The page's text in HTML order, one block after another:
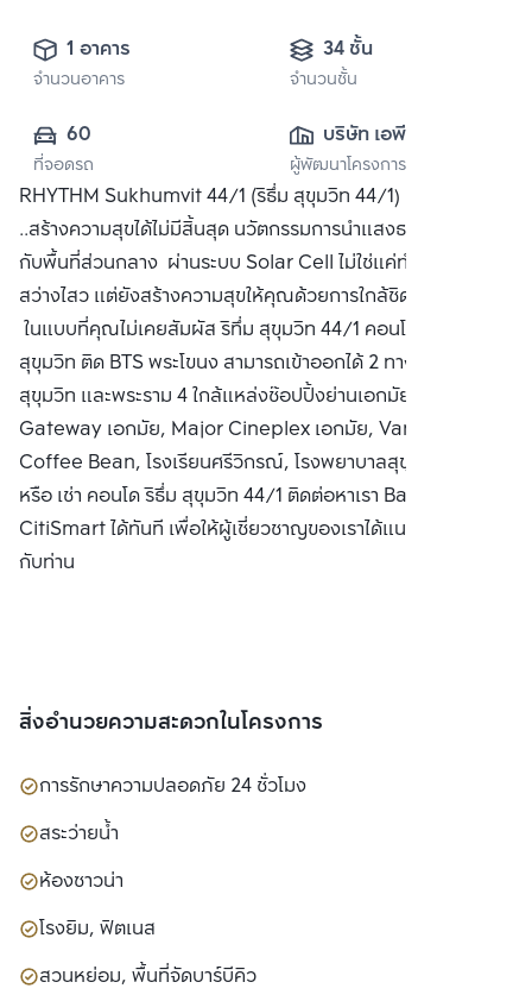
1 อาคาร
จำนวนอาคาร
34 ชั้น
จำนวนชั้น
60
ที่จอดรถ
บริษัท เอพี (ไทย
แลนด์)
จำกัด(มหาชน)
ผู้พัฒนาโครงการ
RHYTHM Sukhumvit 44/1 (ริธึ่ม สุขุมวิท 44/1) ธรรมชาติ
..สร้างความสุขได้ไม่มีสิ้นสุด นวัตกรรมการนำแสงธรรมชาติมาใช้
กับพื้นที่ส่วนกลาง ผ่านระบบ Solar Cell ไม่ใช่แค่ทำให้ชีวิต
สว่างไสว แต่ยังสร้างความสุขให้คุณด้วยการใกล้ชิดธรรมชาติ
ในแบบที่คุณไม่เคยสัมผัส ริทึ่ม สุขุมวิท 44/1 คอนโดหรู ริมถนน
สุขุมวิท ติด BTS พระโขนง สามารถเข้าออกได้ 2 ทาง ทั้งเส้นถนน
สุขุมวิท และพระราม 4 ใกล้แหล่งช๊อปปิ้งย่านเอกมัย เช่น
Gateway เอกมัย, Major Cineplex เอกมัย, Vanilla,
Coffee Bean, โรงเรียนศรีวิกรณ์, โรงพยาบาลสุขุมวิท ซื้อ ขาย
หรือ เช่า คอนโด ริธึ่ม สุขุมวิท 44/1 ติดต่อหาเรา Bangkok
CitiSmart ได้ทันที เพื่อให้ผู้เชี่ยวชาญของเราได้แนะนำคอนโดให้
กับท่าน
สิ่งอำนวยความสะดวกในโครงการ
การรักษาความปลอดภัย 24 ชั่วโมง
สระว่ายน้ำ
ห้องซาวน่า
โรงยิม, ฟิตเนส
สวนหย่อม, พื้นที่จัดบาร์บีคิว